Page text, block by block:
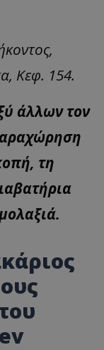
Κεφ. 154.
άλλων τον
τη